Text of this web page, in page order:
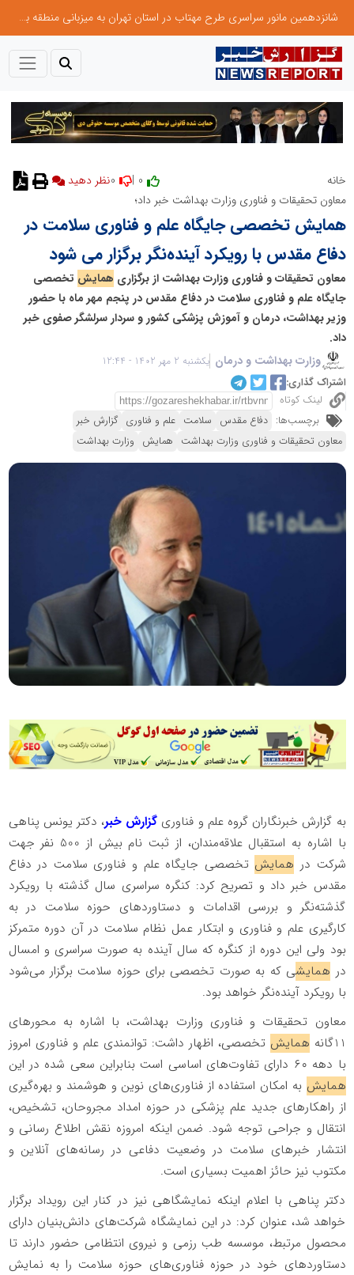
شانزدهمین مانور سراسری طرح مهتاب در استان تهران به میزبانی منطقه برق لواسان
خانه
نظر دهید
معاون تحقیقات و فناوری وزارت بهداشت خبر داد؛
همایش تخصصی جایگاه علم و فناوری سلامت در
دفاع مقدس با رویکرد آینده‌نگر برگزار می شود
معاون تحقیقات و فناوری وزارت بهداشت از برگزاری همایش تخصصی
جایگاه علم و فناوری سلامت در دفاع مقدس در پنجم مهر ماه با حضور
وزیر بهداشت، درمان و آموزش پزشکی کشور و سردار سرلشگر صفوی خبر
داد.
وزارت بهداشت و درمان یکشنبه 2 مهر 1402 - 12:44
اشتراک گذاری:
لینک کوتاه
برچسب‌ها: دفاع مقدس سلامت علم و فناوری گزارش خبر
معاون تحقیقات و فناوری وزارت بهداشت همایش وزارت بهداشت
به گزارش خبرنگاران گروه علم و فناوری گزارش خبر، دکتر یونس پناهی
با اشاره به استقبال علاقه‌مندان، از ثبت نام بیش از 500 نفر جهت
شرکت در همایش تخصصی جایگاه علم و فناوری سلامت در دفاع
مقدس خبر داد و تصریح کرد: کنگره سراسری سال گذشته با رویکرد
گذشته‌نگر و بررسی اقدامات و دستاوردهای حوزه سلامت در به
کارگیری علم و فناوری و ابتکار عمل نظام سلامت در آن دوره متمرکز
بود ولی این دوره از کنگره که سال آینده به صورت سراسری و امسال
در همایشی که به صورت تخصصی برای حوزه سلامت برگزار می‌شود
با رویکرد آینده‌نگر خواهد بود.
معاون تحقیقات و فناوری وزارت بهداشت، با اشاره به محورهای
11گانه
همایش تخصصی، اظهار داشت: توانمندی علم و فناوری امروز
با دهه ۶۰ دارای تفاوت‌های اساسی است بنابراین سعی شده در این
همایش به امکان استفاده از فناوری‌های نوین و هوشمند و بهره‌گیری
از راهکارهای جدید علم پزشکی در حوزه امداد مجروحان، تشخیص،
انتقال و جراحی توجه شود. ضمن اینکه امروزه نقش اطلاع رسانی و
انتشار خبرهای سلامت در وضعیت دفاعی در رسانه‌های آنلاین و
مکتوب نیز حائز اهمیت بسیاری است.
دکتر پناهی با اعلام اینکه نمایشگاهی نیز در کنار این رویداد برگزار
خواهد شد، عنوان کرد: در این نمایشگاه شرکت‌های دانش‌بنیان دارای
محصول مرتبط، موسسه طب رزمی و نیروی انتظامی حضور دارند تا
دستاوردهای خود در حوزه فناوری‌های حوزه سلامت را به نمایش